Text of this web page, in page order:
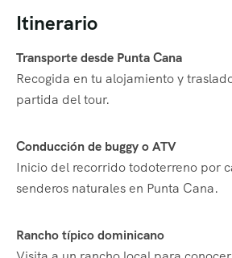
Itinerario
Transporte desde Punta Cana
Recogida en tu alojamiento y
partida del tour.
Conducción de buggy o ATV
Inicio del recorrido todoterreno por
senderos naturales en Punta Cana.
Rancho típico dominicano